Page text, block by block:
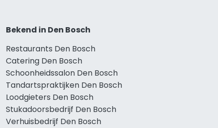
Bekend in Den Bosch
Restaurants Den Bosch
Catering Den Bosch
Schoonheidssalon Den Bosch
Tandartspraktijken Den Bosch
Loodgieters Den Bosch
Stukadoorsbedrijf Den Bosch
Verhuisbedrijf Den Bosch